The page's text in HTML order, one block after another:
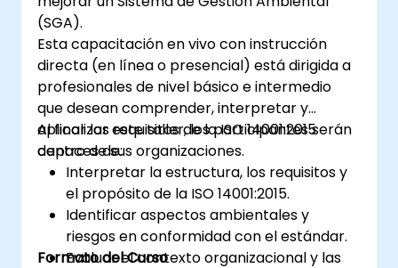
(SGA).
Esta capacitación en vivo con instrucción
directa (en línea o presencial) está dirigida a
profesionales de nivel básico e intermedio
que desean comprender, interpretar y
aplicar los requisitos de la ISO 14001:2015
dentro de sus organizaciones.
Al finalizar este taller, los participantes serán
capaces de:
Interpretar la estructura, los requisitos y
el propósito de la ISO 14001:2015.
Identificar aspectos ambientales y
riesgos en conformidad con el estándar.
Evaluar el contexto organizacional y las
Formato del Curso